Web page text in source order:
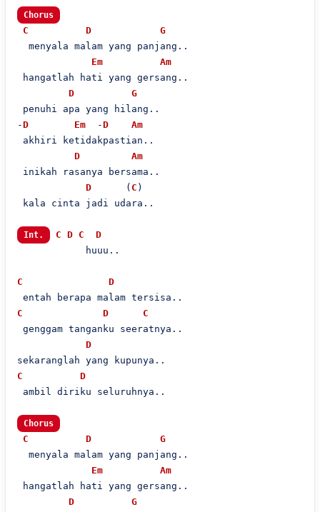
Chorus
C D
G
  menyala malam yang panjang..
Em
Am
hangatlah hati yang gersang..
D
G
penuhi apa yang hilang..
-D Em
  -
D
Am
akhiri ketidakpastian..
D
Am
inikah rasanya bersama..
D
      (
C )
kala cinta jadi udara..
Int. C D C
D
            huuu..
C
D
C
D
C
genggam tanganku seeratnya..
D
C
D
ambil diriku seluruhnya..
Chorus
C D
G
  menyala malam yang panjang..
Em
Am
hangatlah hati yang gersang..
D
G